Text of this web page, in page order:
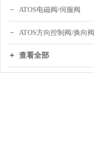
ATOS电磁阀/伺服阀
ATOS方向控制阀/换向阀
查看全部